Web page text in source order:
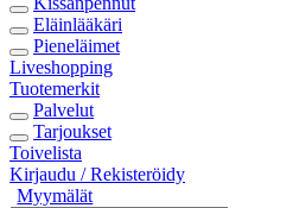
Eläinlääkäri
Pieneläimet
Liveshopping
Tuotemerkit
Palvelut
Tarjoukset
Toivelista
Kirjaudu / Rekisteröidy
Myymälät